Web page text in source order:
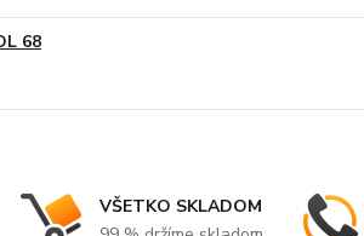
68
VŠETKO SKLADOM